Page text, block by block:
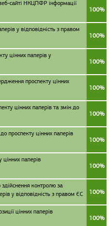
сайті НКЦПФР інформації
100%
у відповідність з правом
100%
цінних паперів у
100%
проспекту цінних
100%
цінних паперів та змін до
100%
проспекту цінних паперів
100%
паперів
100%
контролю за
у відповідність з правом ЄС
100%
цінних паперів
100%